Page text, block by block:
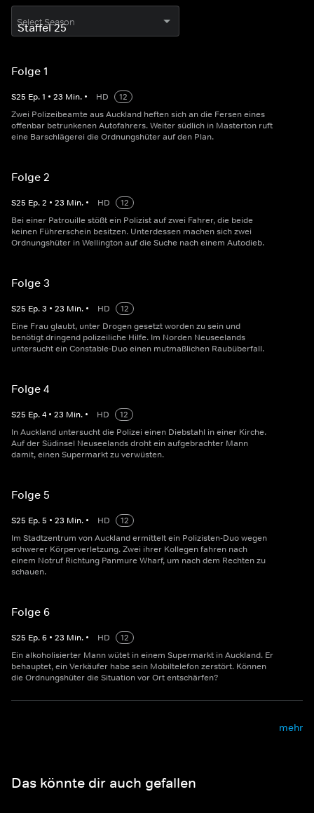
Select Season
Folge 1
S25 Ep.1 • 23 Min. • HD
12
Zwei Polizeibeamte aus Auckland heften sich an die Fersen eines
offenbar betrunkenen Autofahrers. Weiter südlich in Masterton ruft
eine Barschlägerei die Ordnungshüter auf den Plan.
Folge 2
S25 Ep.2 • 23 Min. • HD
12
Bei einer Patrouille stößt ein Polizist auf zwei Fahrer, die beide
keinen Führerschein besitzen. Unterdessen machen sich zwei
Ordnungshüter in Wellington auf die Suche nach einem Autodieb.
Folge 3
S25 Ep.3 • 23 Min. • HD
12
Eine Frau glaubt, unter Drogen gesetzt worden zu sein und
benötigt dringend polizeiliche Hilfe. Im Norden Neuseelands
untersucht ein Constable-Duo einen mutmaßlichen Raubüberfall.
Folge 4
S25 Ep.4 • 23 Min. • HD
12
In Auckland untersucht die Polizei einen Diebstahl in einer Kirche.
Auf der Südinsel Neuseelands droht ein aufgebrachter Mann
damit, einen Supermarkt zu verwüsten.
Folge 5
S25 Ep.5 • 23 Min. • HD
12
Im Stadtzentrum von Auckland ermittelt ein Polizisten-Duo wegen
schwerer Körperverletzung. Zwei ihrer Kollegen fahren nach
einem Notruf Richtung Panmure Wharf, um nach dem Rechten zu
schauen.
Folge 6
S25 Ep.6 • 23 Min. • HD
12
Ein alkoholisierter Mann wütet in einem Supermarkt in Auckland. Er
behauptet, ein Verkäufer habe sein Mobiltelefon zerstört. Können
die Ordnungshüter die Situation vor Ort entschärfen?
mehr
Das könnte dir auch gefallen